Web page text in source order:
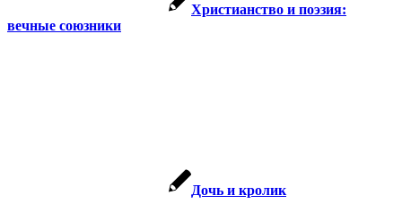
Христианство и поэзия:
вечные союзники
Дочь и кролик